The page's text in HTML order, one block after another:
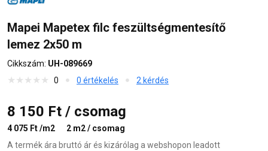
Mapei Mapetex filc feszültségmentesítő
lemez 2x50 m
Cikkszám: UH-089669
0
0 értékelés 2 kérdés
8 150 Ft / csomag
4 075 Ft /m2
2 m2 / csomag
A termék ára bruttó ár és kizárólag a webshopon leadott